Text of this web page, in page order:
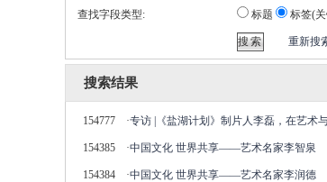
查找字段类型: 标题 标签(
重新搜
搜索结果
154777 ·专访 |《盐湖计划》制片人李磊，在艺术
154385 ·中国文化 世界共享——艺术名家李智泉
154384 ·中国文化 世界共享——艺术名家李润德